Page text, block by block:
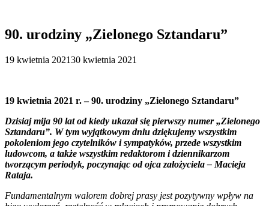
90. urodziny „Zielonego Sztandaru”
19 kwietnia 202130 kwietnia 2021
19 kwietnia 2021 r. – 90. urodziny „Zielonego Sztandaru”
Dzisiaj mija 90 lat od kiedy ukazał się pierwszy numer „Zielonego
Sztandaru”. W tym wyjątkowym dniu dziękujemy wszystkim
pokoleniom jego czytelników i sympatyków, przede wszystkim
ludowcom, a także wszystkim redaktorom i dziennikarzom
tworzącym periodyk, poczynając od ojca założyciela – Macieja
Rataja.
Fundamentalnym walorem dobrej prasy jest pozytywny wpływ na